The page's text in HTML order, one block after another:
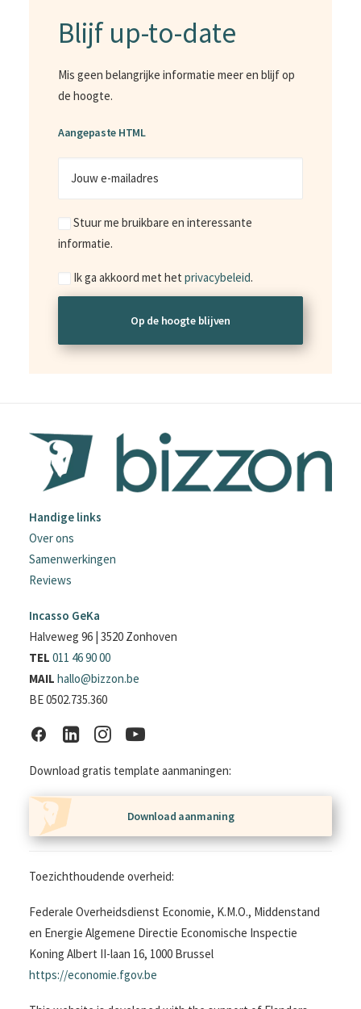
Blijf up-to-date
Mis geen belangrijke informatie meer en blijf op
de hoogte.
Aangepaste HTML
Marketing
Stuur me bruikbare en interessante
informatie.
Consent
Ik ga akkoord met het privacybeleid.
Handige links
Over ons
Samenwerkingen
Reviews
Incasso GeKa
Halveweg 96 | 3520 Zonhoven
TEL 011 46 90 00
MAIL hallo@bizzon.be
BE 0502.735.360
Download gratis template aanmaningen:
Download aanmaning
Toezichthoudende overheid:
Federale Overheidsdienst Economie, K.M.O., Middenstand
en Energie Algemene Directie Economische Inspectie
Koning Albert II-laan 16, 1000 Brussel
https://economie.fgov.be